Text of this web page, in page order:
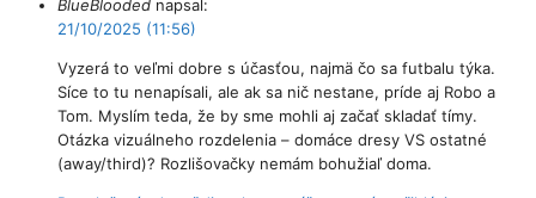
BlueBlooded napsal:
21/10/2025 (11:56)
Vyzerá to veľmi dobre s účasťou, najmä čo sa futbalu týka.
Síce to tu nenapísali, ale ak sa nič nestane, príde aj Robo a
Tom. Myslím teda, že by sme mohli aj začať skladať tímy.
Otázka vizuálneho rozdelenia – domáce dresy VS ostatné
(away/third)? Rozlišovačky nemám bohužiaľ doma.